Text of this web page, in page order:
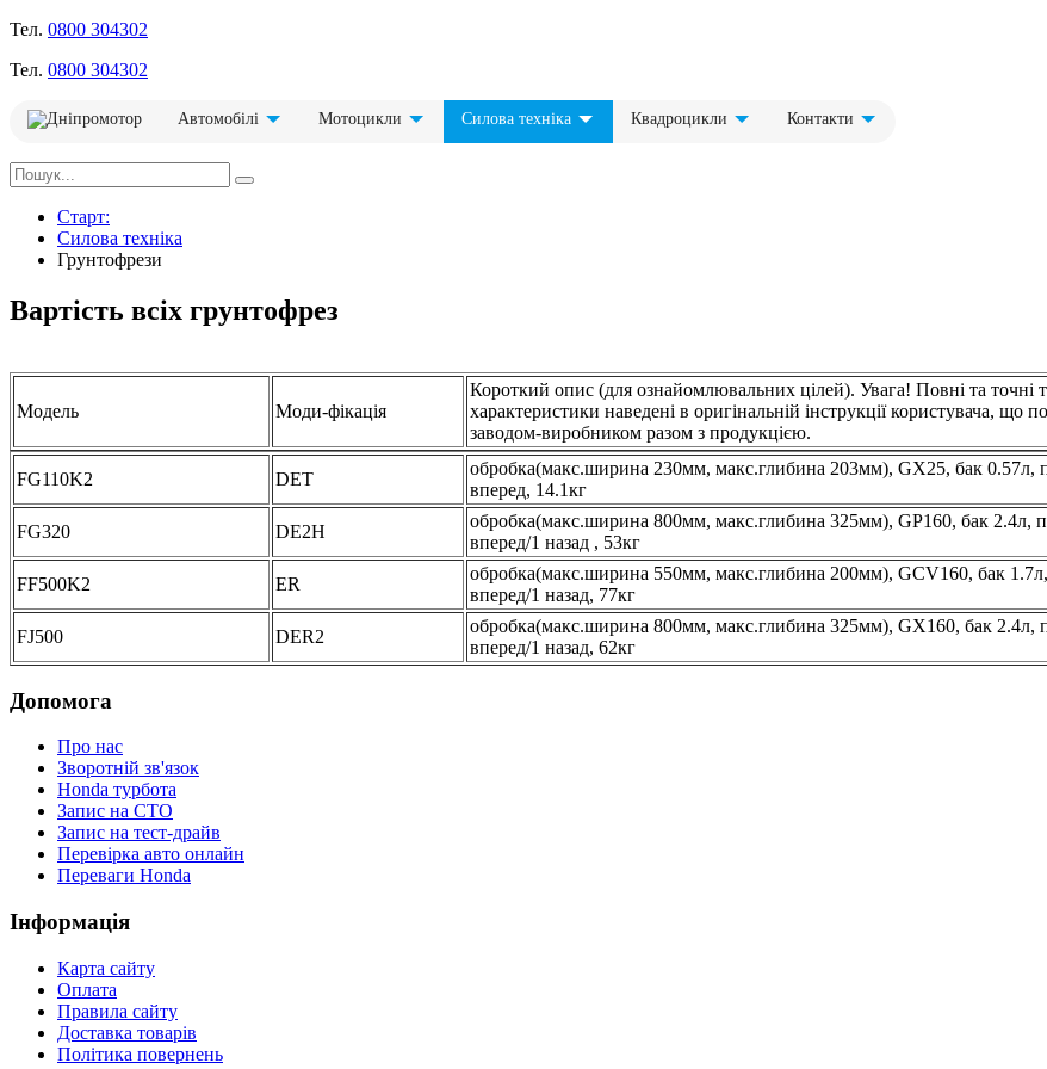
Тел. 0800 304302
Тел. 0800 304302
Автомобілі Мотоцикли Силова техніка Квадроцикли Контакти
Старт:
Силова техніка
Грунтофрези
Вартість всіх грунтофрез
Модель Моди-фікація
Короткий опис (для ознайомлювальних цілей). Увага! Повні та точні
характеристики наведені в оригінальній інструкції користувача, що
заводом-виробником разом з продукцією.
FG110K2 DET
обробка(макс.ширина 230мм, макс.глибина 203мм), GX25, бак 0.57л,
вперед, 14.1кг
FG320 DE2H
обробка(макс.ширина 800мм, макс.глибина 325мм), GP160, бак 2.4л,
вперед/1 назад , 53кг
FF500K2 ER
обробка(макс.ширина 550мм, макс.глибина 200мм), GCV160, бак 1.7л,
вперед/1 назад, 77кг
FJ500 DER2
обробка(макс.ширина 800мм, макс.глибина 325мм), GX160, бак 2.4л,
вперед/1 назад, 62кг
Допомога
Про нас
Зворотній зв'язок
Honda турбота
Запис на СТО
Запис на тест-драйв
Перевірка авто онлайн
Переваги Honda
Iнформація
Карта сайту
Оплата
Правила сайту
Доставка товарів
Політика повернень